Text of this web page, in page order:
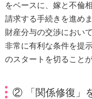
をベースに、嫁と不倫
請求する手続きを進め
財産分与の交渉におい
非常に有利な条件を提
のスタートを切ること
② 「関係修復」